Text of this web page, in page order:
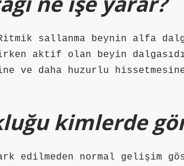
sallanma beynin alfa
aktif olan beyin
ve daha huzurlu
kimlerde
edilmeden normal gelişim